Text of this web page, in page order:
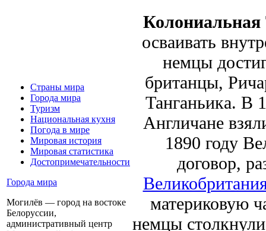
Страны мира
Города мира
Туризм
Национальная кухня
Погода в мире
Мировая история
Мировая статистика
Достопримечательности
Города мира
Могилёв — город на востоке
Белоруссии,
административный центр
Колониальная
осваивать
немцы
британцы,
Танганьика. В
Англичане
1890 году
договор,
материковую
немцы